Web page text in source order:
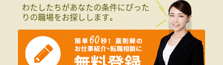
わたしたちがあなたの条件にぴった
りの職場をお探しします。